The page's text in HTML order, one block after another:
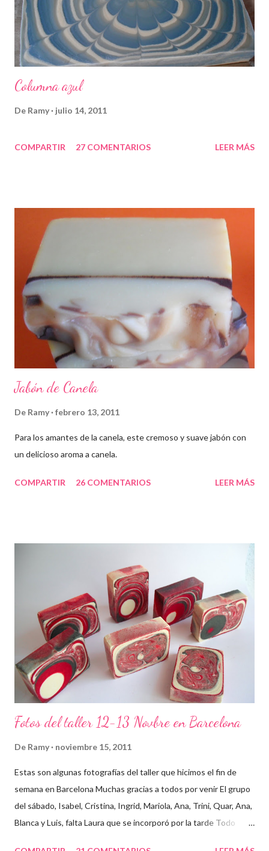
Columna azul
De Ramy julio 14, 2011
COMPARTIR 27 COMENTARIOS LEER MÁS
Jabón de Canela
De Ramy febrero 13, 2011
Para los amantes de la canela, este cremoso y suave jabón con
un delicioso aroma a canela.
COMPARTIR 26 COMENTARIOS LEER MÁS
Fotos del taller 12-13 Novbre en Barcelona
De Ramy noviembre 15, 2011
Estas son algunas fotografías del taller que hicimos el fin de
semana en Barcelona Muchas gracias a todos por venir El grupo
del sábado, Isabel, Cristina, Ingrid, Mariola, Ana, Trini, Quar, Ana,
Blanca y Luis, falta Laura que se incorporó por la tarde Todo